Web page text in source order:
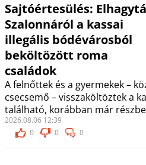
Sajtóértesülés:
Szalonnáról a kassai
illegális bódévárosból
beköltözött roma
családok
A felnőttek és a gyermekek –
csecsemő – visszaköltöztek a
található, korábban már
2026.08.06 12:39
0
0 0